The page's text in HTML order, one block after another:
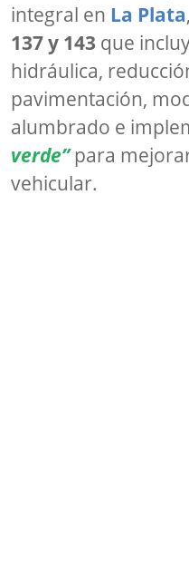
integral en La Plata
137 y 143 que
hidráulica,
pavimentación,
alumbrado e
verde”para
vehicular.